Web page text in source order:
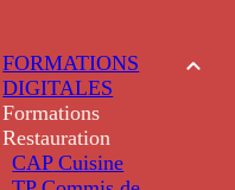
FORMATIONS
DIGITALES
Formations
Restauration
CAP Cuisine